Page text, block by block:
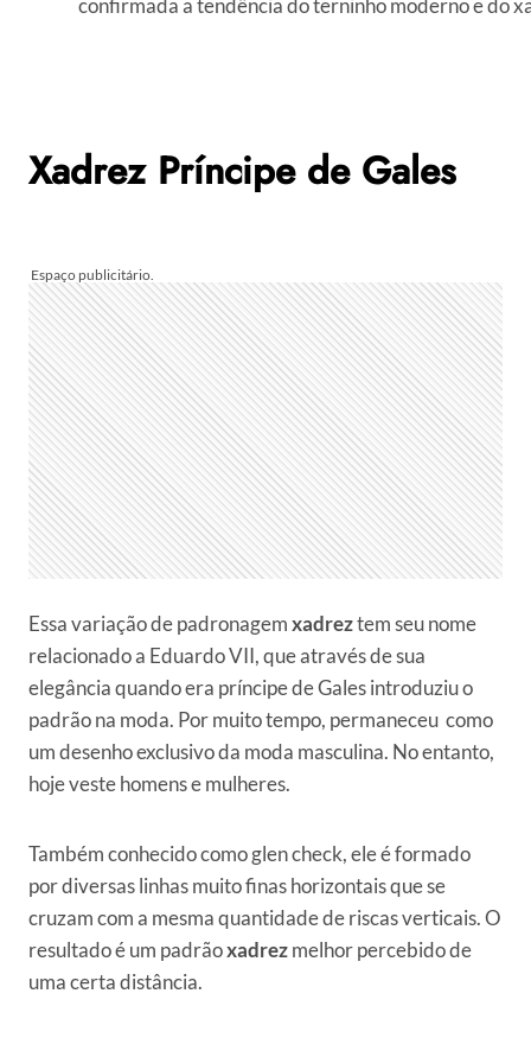
confirmada a tendência do terninho moderno e do
Xadrez Príncipe de Gales
Essa variação de padronagemxadreztem seu nome
relacionado a Eduardo VII, que através de sua
elegância quando era príncipe de Gales introduziu o
padrão na moda. Por muito tempo, permaneceu como
um desenho exclusivo da moda masculina. No entanto,
hoje veste homens e mulheres.
Também conhecido como glen check, ele é formado
por diversas linhas muito finas horizontais que se
cruzam com a mesma quantidade de riscas verticais. O
resultado é um padrãoxadrezmelhor percebido de
uma certa distância.